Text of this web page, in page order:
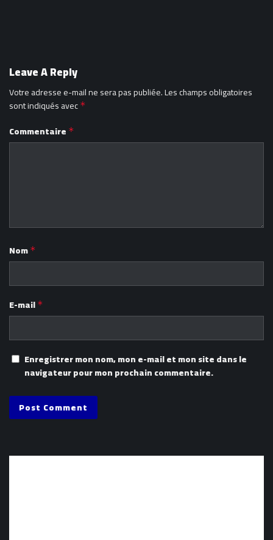
Leave A Reply
Votre adresse e-mail ne sera pas publiée.Les champs obligatoires
sont indiqués avec *
Commentaire *
Nom *
E-mail *
Enregistrer mon nom, mon e-mail et mon site dans le
navigateur pour mon prochain commentaire.